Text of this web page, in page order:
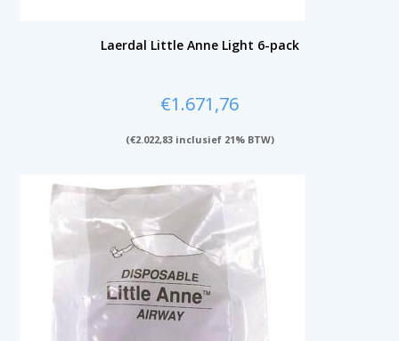
Laerdal Little Anne Light 6-pack
€1.671,76
(€2.022,83inclusief 21% BTW)